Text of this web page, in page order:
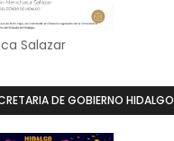
Salazar
DE GOBIERNO HIDALGO